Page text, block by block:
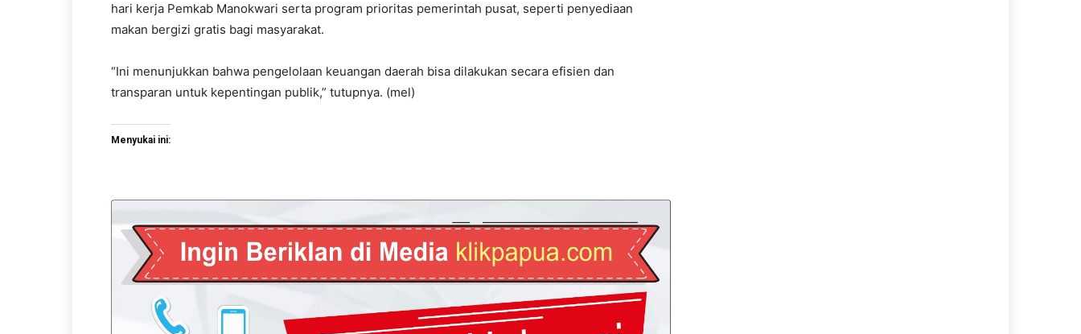
hari kerja Pemkab Manokwari serta program prioritas pemerintah pusat, seperti penyediaan
makan bergizi gratis bagi masyarakat.
“Ini menunjukkan bahwa pengelolaan keuangan daerah bisa dilakukan secara efisien dan
transparan untuk kepentingan publik,” tutupnya. (mel)
Menyukai ini: